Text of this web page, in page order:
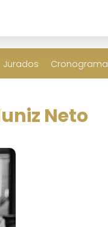
Jurados
Neto